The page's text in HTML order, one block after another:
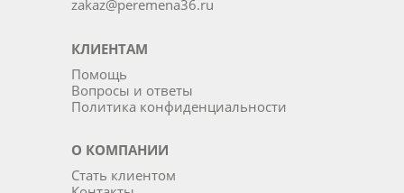
zakaz@peremena36.ru
КЛИЕНТАМ
Помощь
Вопросы и ответы
Политика конфиденциальности
О КОМПАНИИ
Стать клиентом